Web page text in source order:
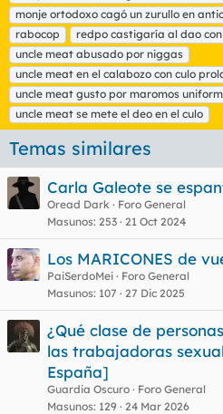
t
a
s
monje ortodoxo cagó un zurullo en
rabocop
redpo castigaría al dao con
uncle meat abusado por niggas
uncle meat en el calabozo con culo
uncle meat gusto por maromos
uncle meat se mete el deo en el culo
Temas similares
Carla Galeote se
Oread Dark
Foro General
Masunos 253 21 Oct 2024
Los MARICONES de
PaiSerdoMei
Foro General
Masunos 107 27 Dic 2025
¿Qué clase de
las trabajadoras
España]
Guardia Oscuro
Foro General
Masunos 129 24 Mar 2026